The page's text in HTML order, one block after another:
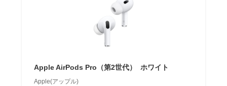
Apple AirPods Pro（第2世代） ​​​​​​​ ホワイト
Apple(アップル)